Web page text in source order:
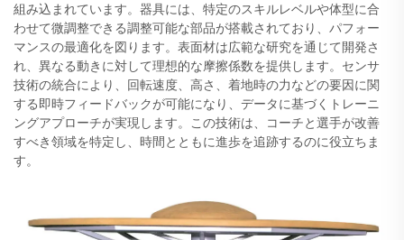
組み込まれています。器具には、特定のスキルレベルや体型に合
わせて微調整できる調整可能な部品が搭載されており、パフォー
マンスの最適化を図ります。表面材は広範な研究を通じて開発さ
れ、異なる動きに対して理想的な摩擦係数を提供します。センサ
技術の統合により、回転速度、高さ、着地時の力などの要因に関
する即時フィードバックが可能になり、データに基づくトレーニ
ングアプローチが実現します。この技術は、コーチと選手が改善
すべき領域を特定し、時間とともに進歩を追跡するのに役立ちま
す。